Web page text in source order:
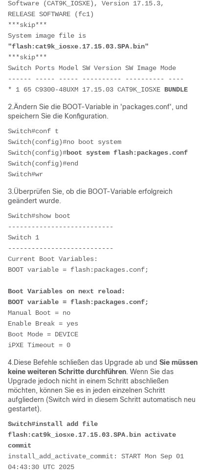
Software (CAT9K_IOSXE), Version 17.15.3,
RELEASE SOFTWARE (fc1)
***skip***
"flash:cat9k_iosxe.17.15.03.SPA.bin"
***skip***
Switch Ports Model SW Version SW Image Mode
------ ----- ----- ---------- ---------- ----
* 1 65 C9300-48UXM 17.15.03 CAT9K_IOSXE BUNDLE
2.Ändern Sie die BOOT-Variable in 'packages.conf', und
speichern Sie die Konfiguration.
Switch#conf t
Switch(config)#no boot system
Switch(config)#boot system flash:packages.conf
Switch(config)#end
Switch#wr
3.Überprüfen Sie, ob die BOOT-Variable erfolgreich
geändert wurde.
Switch#show boot
---------------------------
Switch 1
---------------------------
Current Boot Variables:
BOOT variable = flash:packages.conf;
Boot Variables on next reload:
BOOT variable = flash:packages.conf;
Manual Boot = no
Enable Break = yes
Boot Mode = DEVICE
iPXE Timeout = 0
4.Diese Befehle schließen das Upgrade ab und Sie müssen
keine weiteren Schritte durchführen. Wenn Sie das
Upgrade jedoch nicht in einem Schritt abschließen
möchten, können Sie es in jeden einzelnen Schritt
aufgliedern (Switch wird in diesem Schritt automatisch neu
gestartet).
Switch#install add file
flash:cat9k_iosxe.17.15.03.SPA.bin activate
commit
install_add_activate_commit: START Mon Sep 01
04:43:30 UTC 2025